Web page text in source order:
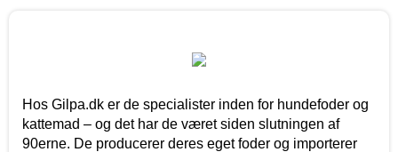
Hos Gilpa.dk er de specialister inden for hundefoder og
kattemad – og det har de været siden slutningen af
90erne. De producerer deres eget foder og importerer